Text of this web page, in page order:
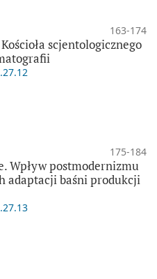
163-174
scjentologicznego
175-184
Wpływ postmodernizmu
adaptacji baśni produkcji